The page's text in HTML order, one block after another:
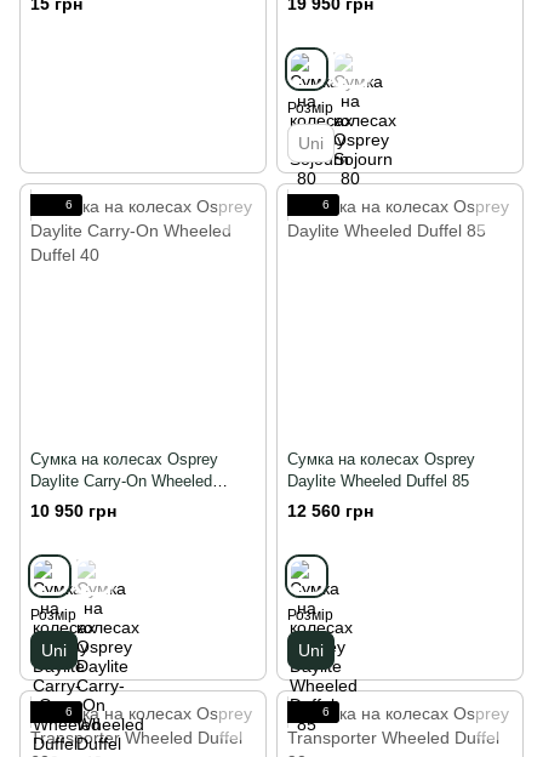
Розмір
Uni
6
Сумка на колесах Osprey
Daylite Carry-On Wheeled
Duffel 40
10 950 грн
Розмір
Uni
6
Сумка на колесах Osprey
Daylite Wheeled Duffel 85
12 560 грн
Розмір
Uni
6 6